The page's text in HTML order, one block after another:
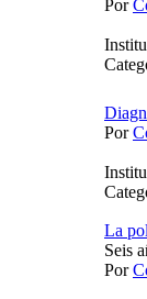
Por
Por
La
Seis
Por